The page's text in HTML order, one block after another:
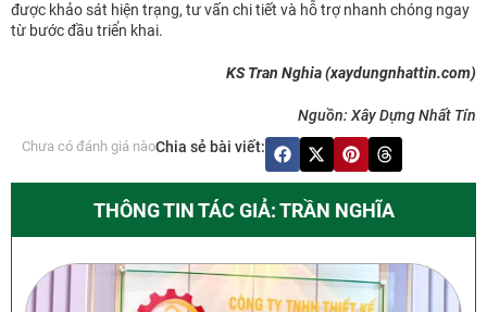
được khảo sát hiện trạng, tư vấn chi tiết và hỗ trợ nhanh chóng ngay
từ bước đầu triển khai.
KS Tran Nghia (xaydungnhattin.com)
Nguồn: Xây Dựng Nhất Tín
Chưa có đánh giá nàoChia sẻ bài viết:
THÔNG TIN TÁC GIẢ: TRẦN NGHĨA